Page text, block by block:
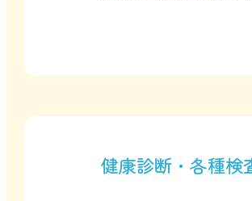
健康診断・各種検